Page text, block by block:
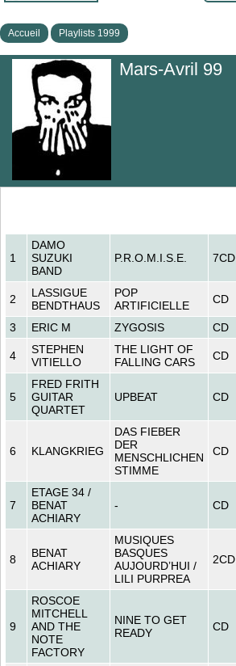
Accueil Playlists 1999
Mars-Avril 99
1
DAMO
SUZUKI
BAND
P.R.O.M.I.S.E. 7CD
2
LASSIGUE
BENDTHAUS
POP
ARTIFICIELLE
CD
3 ERIC M ZYGOSIS CD
4
STEPHEN
VITIELLO
THE LIGHT OF
FALLING CARS
CD
5
FRED FRITH
GUITAR
QUARTET
UPBEAT CD
6 KLANGKRIEG
DAS FIEBER
DER
MENSCHLICHEN
STIMME
CD
7
ETAGE 34 /
BENAT
ACHIARY
- CD
8
BENAT
ACHIARY
MUSIQUES
BASQUES
AUJOURD’HUI /
LILI PURPREA
2CD
9
ROSCOE
MITCHELL
AND THE
NOTE
FACTORY
NINE TO GET
READY
CD